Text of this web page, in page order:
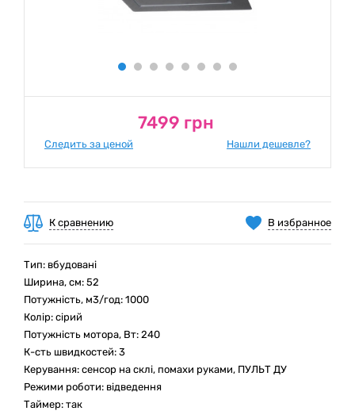
7499 грн
Следить за ценой Нашли дешевле?
В избранное
К сравнению
Тип: вбудовані
Ширина, см: 52
Потужність, м3/год: 1000
Колір: сірий
Потужність мотора, Вт: 240
К-сть швидкостей: 3
Керування: сенсор на склі, помахи руками, ПУЛЬТ ДУ
Режими роботи: відведення
Таймер: так